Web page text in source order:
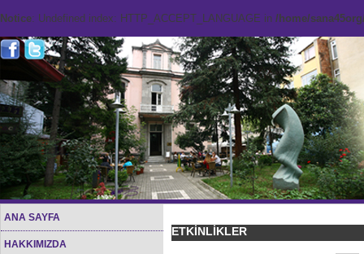
Notice: Undefined index: HTTP_ACCEPT_LANGUAGE in /home/
ANA SAYFA
HAKKIMIZDA
ETKİNLİKLER